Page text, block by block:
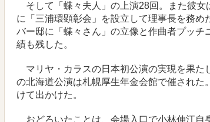
そして「蝶々夫人」の上演28回。また彼女
に「三浦環顕彰会」を設立して理事長を務め
バー邸に「蝶々さん」の立像と作曲者プッチ
績も残した。
マリヤ・カラスの日本初公演の実現を果た
の北海道公演は札幌厚生年金会館で催された
けて出かけた。
おどろいたことは、会場入口で小林伸江自